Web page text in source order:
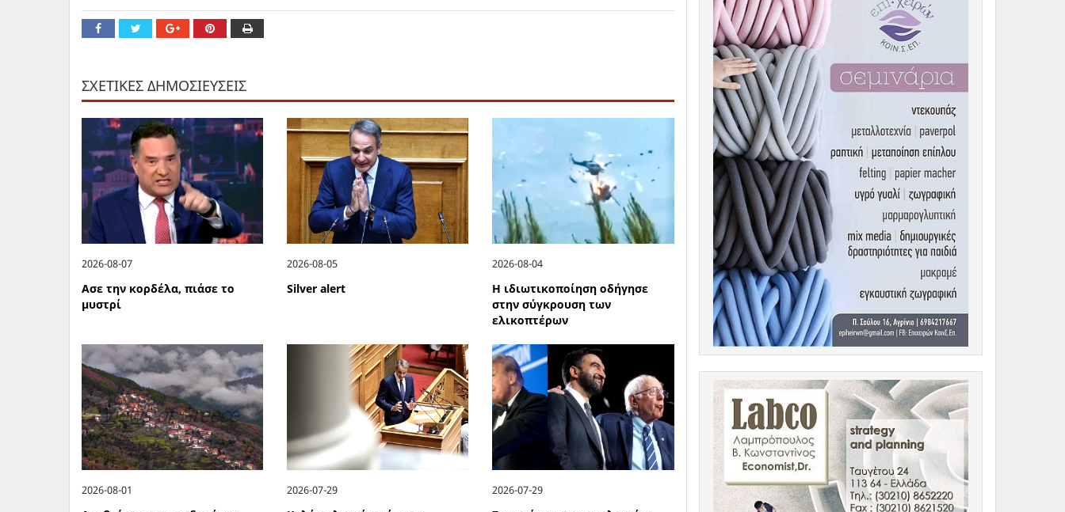
ΣΧΕΤΙΚΕΣ ΔΗΜΟΣΙΕΥΣΕΙΣ
2026-08-07
Ασε την κορδέλα, πιάσε το
μυστρί
2026-08-05
Silver alert
2026-08-04
Η ιδιωτικοποίηση οδήγησε
στην σύγκρουση των
ελικοπτέρων
2026-08-01 2026-07-29 2026-07-29